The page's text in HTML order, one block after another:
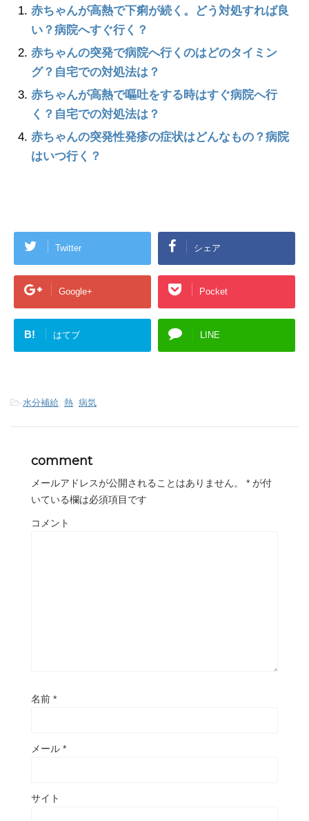
赤ちゃんが高熱で下痢が続く。どう対処すれば良
い？病院へすぐ行く？
赤ちゃんの突発で病院へ行くのはどのタイミン
グ？自宅での対処法は？
赤ちゃんが高熱で嘔吐をする時はすぐ病院へ行
く？自宅での対処法は？
赤ちゃんの突発性発疹の症状はどんなもの？病院
はいつ行く？
Twitter シェア
Google+ Pocket
B! はてブ LINE
-水分補給 熱 病気
comment
メールアドレスが公開されることはありません。 * が付
いている欄は必須項目です
コメント
名前 *
メール *
サイト